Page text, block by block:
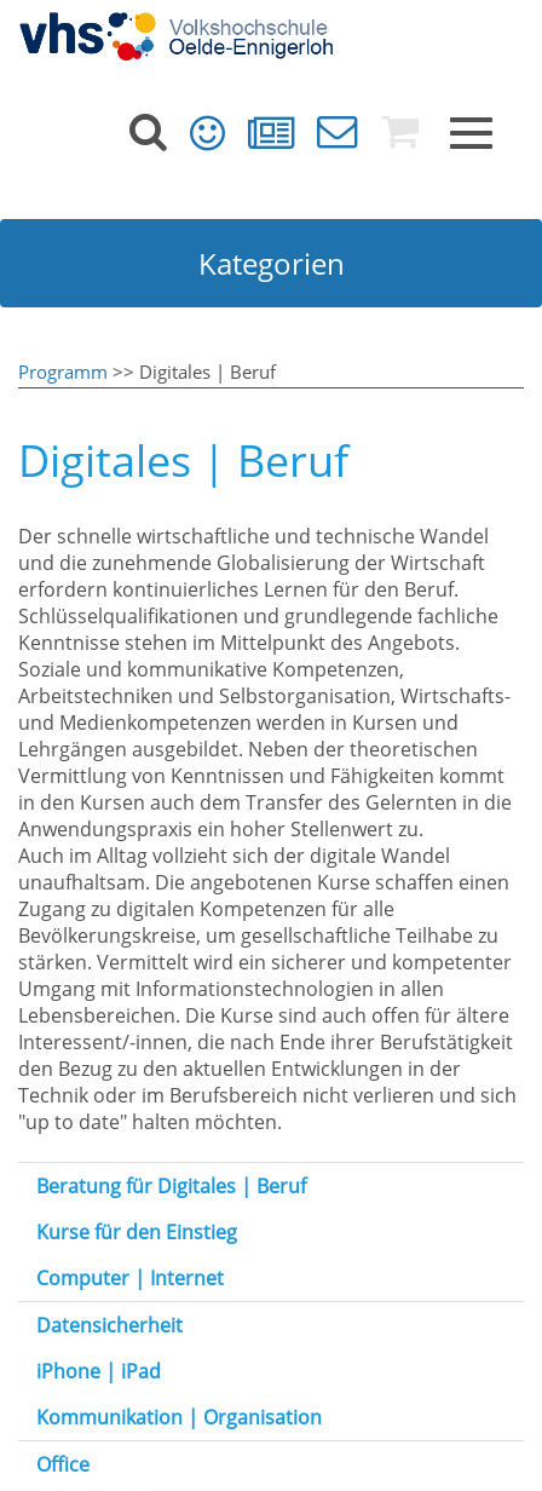
Toggle
Kategorien
Programm >> Digitales | Beruf
Digitales | Beruf
Der schnelle wirtschaftliche und technische Wandel
und die zunehmende Globalisierung der Wirtschaft
erfordern kontinuierliches Lernen für den Beruf.
Schlüsselqualifikationen und grundlegende fachliche
Kenntnisse stehen im Mittelpunkt des Angebots.
Soziale und kommunikative Kompetenzen,
Arbeitstechniken und Selbstorganisation, Wirtschafts-
und Medienkompetenzen werden in Kursen und
Lehrgängen ausgebildet. Neben der theoretischen
Vermittlung von Kenntnissen und Fähigkeiten kommt
in den Kursen auch dem Transfer des Gelernten in die
Anwendungspraxis ein hoher Stellenwert zu.
Auch im Alltag vollzieht sich der digitale Wandel
unaufhaltsam. Die angebotenen Kurse schaffen einen
Zugang zu digitalen Kompetenzen für alle
Bevölkerungskreise, um gesellschaftliche Teilhabe zu
stärken. Vermittelt wird ein sicherer und kompetenter
Umgang mit Informationstechnologien in allen
Lebensbereichen. Die Kurse sind auch offen für ältere
Interessent/-innen, die nach Ende ihrer Berufstätigkeit
den Bezug zu den aktuellen Entwicklungen in der
Technik oder im Berufsbereich nicht verlieren und sich
"up to date" halten möchten.
Beratung für Digitales | Beruf
Kurse für den Einstieg
Computer | Internet
Datensicherheit
iPhone | iPad
Kommunikation | Organisation
Office